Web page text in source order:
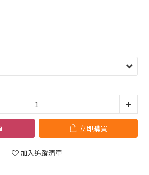
立即購買
加入追蹤清單